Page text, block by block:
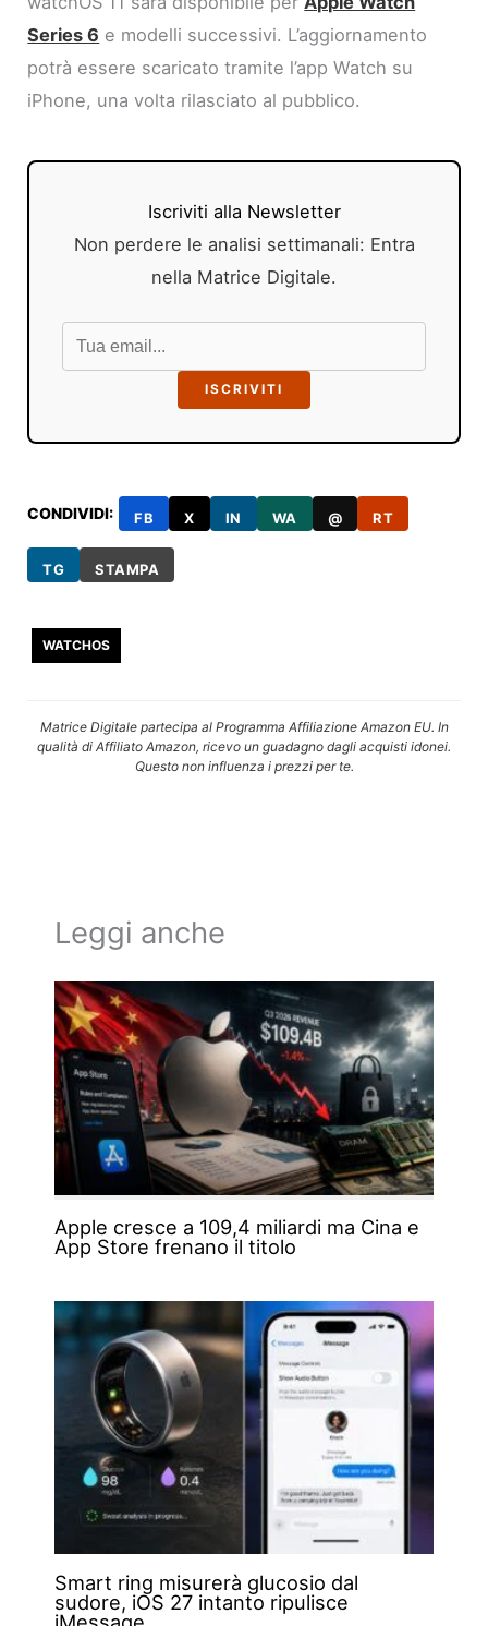
Series 6 e modelli successivi. L’aggiornamento
potrà essere scaricato tramite l’app Watch su
iPhone, una volta rilasciato al pubblico.
Iscriviti alla Newsletter
Non perdere le analisi settimanali: Entra
nella Matrice Digitale.
ISCRIVITI
CONDIVIDI: FB X IN WA @ RT
TG STAMPA
WATCHOS
Matrice Digitale partecipa al Programma Affiliazione Amazon EU. In
qualità di Affiliato Amazon, ricevo un guadagno dagli acquisti idonei.
Questo non influenza i prezzi per te.
Leggi anche
Apple cresce a 109,4 miliardi ma Cina e
App Store frenano il titolo
Smart ring misurerà glucosio dal
sudore, iOS 27 intanto ripulisce